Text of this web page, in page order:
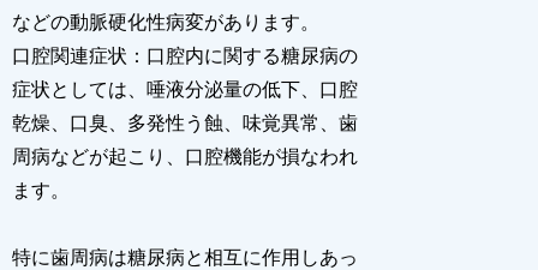
などの動脈硬化性病変があります。
口腔関連症状：口腔内に関する糖尿病の
症状としては、唾液分泌量の低下、口腔
乾燥、口臭、多発性う蝕、味覚異常、歯
周病などが起こり、口腔機能が損なわれ
ます。
特に歯周病は糖尿病と相互に作用しあっ